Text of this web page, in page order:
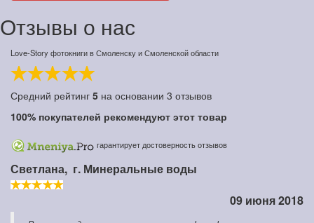
Отзывы о нас
Love-Story фотокниги в Смоленску и Смоленской области
Средний рейтинг 5 на основании 3 отзывов
100% покупателей рекомендуют этот товар
гарантирует достоверность отзывов
Светлана, г. Минеральные воды
09 июня 2018